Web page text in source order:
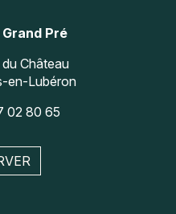
Pré
Château
en-Lubéron
02 80 65